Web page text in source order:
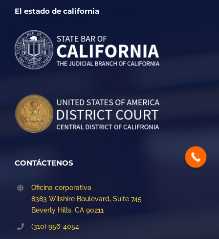
El estado de california
CONTÁCTENOS
Oficina corporativa
8383 Wilshire Boulevard, Suite 745
Beverly Hills, CA 90211
(310) 956-4054